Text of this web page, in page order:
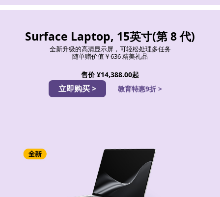
Surface Laptop, 15英寸(第 8 代)
全新升级的高清显示屏，可轻松处理多任务
随单赠价值￥636 精美礼品
售价 ¥14,388.00起
立即购买 > 教育特惠9折 >